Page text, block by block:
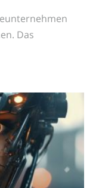
Das